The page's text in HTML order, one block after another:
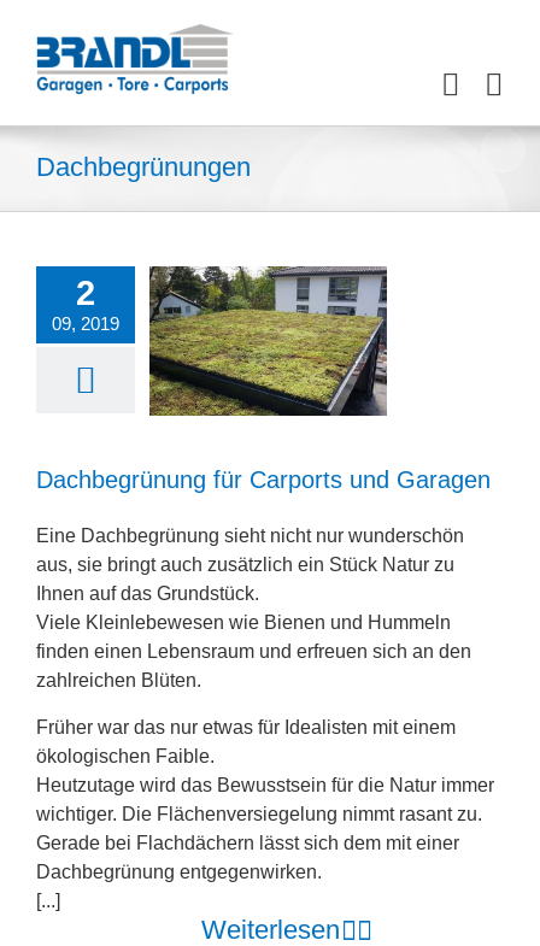
Inhalt
springen
Dachbegrünungen
2
09, 2019
Dachbegrünung für Carports und Garagen
Eine Dachbegrünung sieht nicht nur wunderschön
aus, sie bringt auch zusätzlich ein Stück Natur zu
Ihnen auf das Grundstück.
Viele Kleinlebewesen wie Bienen und Hummeln
finden einen Lebensraum und erfreuen sich an den
zahlreichen Blüten.
Früher war das nur etwas für Idealisten mit einem
ökologischen Faible.
Heutzutage wird das Bewusstsein für die Natur immer
wichtiger. Die Flächenversiegelung nimmt rasant zu.
Gerade bei Flachdächern lässt sich dem mit einer
Dachbegrünung entgegenwirken.
[...]
Weiterlesen